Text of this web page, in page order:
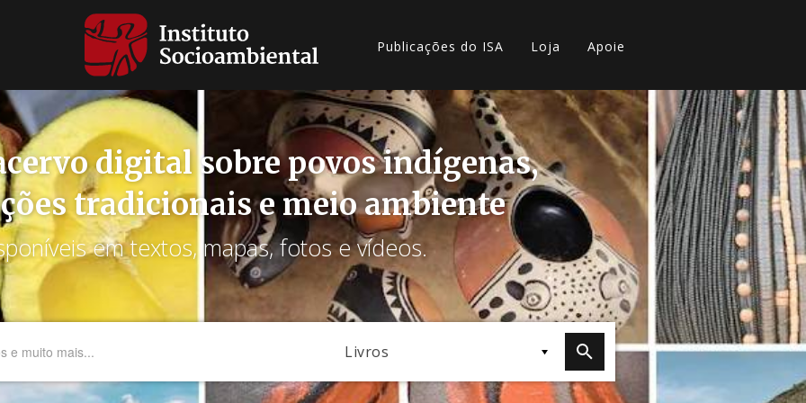
Publicações do ISA Loja Apoie
digital sobre povos indígenas,
tradicionais e meio ambiente
em textos, mapas, fotos e vídeos.
Livros